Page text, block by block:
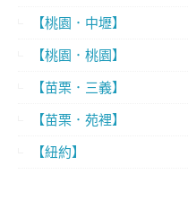
【桃園．中壢】
【桃園．桃園】
【苗栗．三義】
【苗栗．苑裡】
【紐約】